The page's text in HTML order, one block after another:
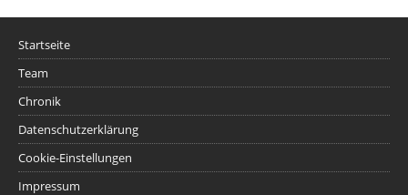
Startseite
Team
Chronik
Datenschutzerklärung
Cookie-Einstellungen
Impressum